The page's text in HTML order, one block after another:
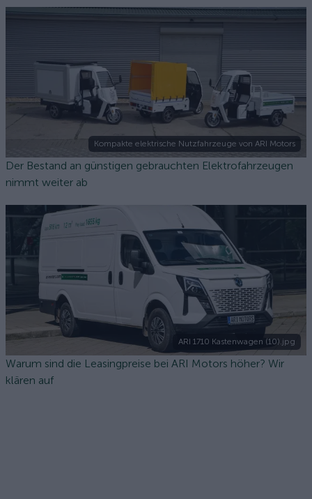
Kompakte elektrische Nutzfahrzeuge von ARI Motors
Der Bestand an günstigen gebrauchten Elektrofahrzeugen
nimmt weiter ab
ARI 1710 Kastenwagen (10).jpg
Warum sind die Leasingpreise bei ARI Motors höher? Wir
klären auf